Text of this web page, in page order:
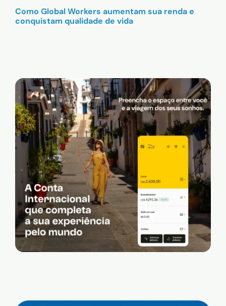
Como Global Workers aumentam sua renda e
conquistam qualidade de vida